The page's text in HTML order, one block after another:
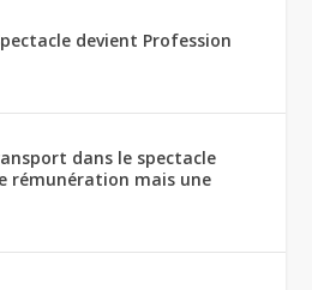
devient Profession
dans le spectacle
rémunération mais une